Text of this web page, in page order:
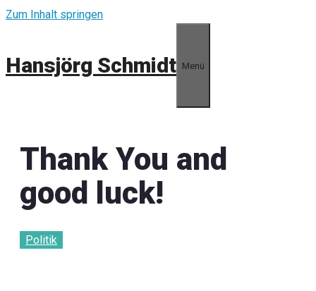
Zum Inhalt springen
Hansjörg Schmidt Menü
Thank You and
good luck!
Politik